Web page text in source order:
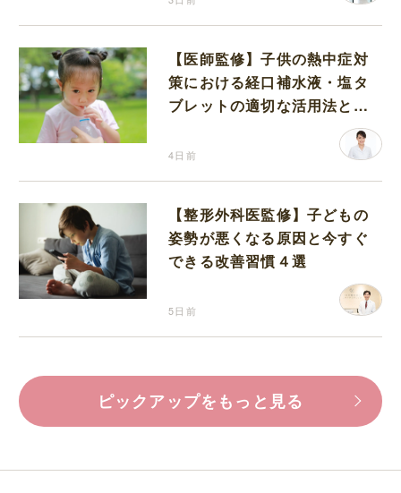
【医師監修】子供の熱中症対
策における経口補水液・塩タ
ブレットの適切な活用法と水
4日前
【整形外科医監修】子どもの
姿勢が悪くなる原因と今すぐ
できる改善習慣４選
5日前
ピックアップをもっと見る